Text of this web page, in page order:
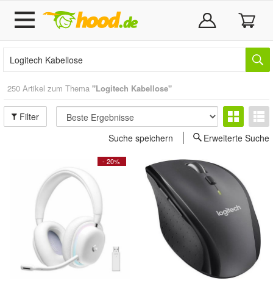
250 Artikel zum Thema "Logitech Kabellose"
Filter
Suche speichern
Erweiterte Suche
- 20%